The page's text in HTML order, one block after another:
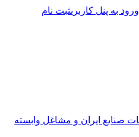
ورود به پنل کاربریثبت نام